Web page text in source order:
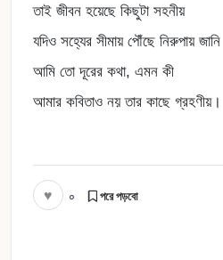
তাই জীবন হয়েছে কিছুটা সহনীয়
যদিও সহ্যের সীমায় পৌঁছে নিরুপায় জানি
আমি তো দূরের কথা, এমন কী
আমার কবিতাও নয় তার কাছে গ্রহণীয়।
♥ ০ পরে পড়বো